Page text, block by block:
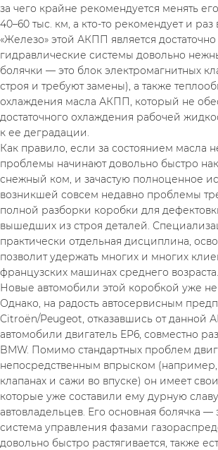
за чего крайне рекомендуется менять
40–60 тыс. км, а кто-то рекомендует и раз
«Железо» этой АКПП является
гидравлические системы довольно
болячки — это блок электромагнитных
строя и требуют замены), а также
охлаждения масла АКПП, который не
достаточного охлаждения рабочей
к ее деградации.
Как правило, если за состоянием масла
проблемы начинают довольно быстро
снежный ком, и зачастую полноценное
возникшей совсем недавно проблемы
полной разборки коробки для
вышедших из строя деталей.
практически отдельная дисциплина,
позволит удержать многих и многих
французских машинах среднего возраста.
Новые автомобили этой коробкой уже не
Однако, на радость автосервисным
Citroёn/Peugeot, отказавшись от данной
автомобили двигатель EP6, совместно
BMW. Помимо стандартных проблем
непосредственным впрыском (например,
клапанах и сажи во впуске) он имеет
которые уже составили ему дурную
автовладельцев. Его основная болячка
система управления фазами
довольно быстро растягивается, также